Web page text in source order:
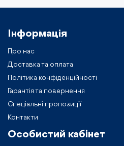
Інформація
Про нас
Доставка та оплата
Політика конфіденційності
Гарантія та повернення
Спеціальні пропозиції
Контакти
Особистий кабiнет